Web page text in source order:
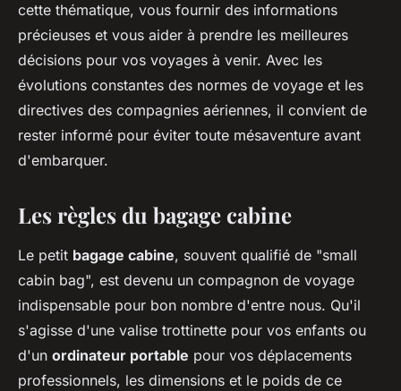
cette thématique, vous fournir des informations
précieuses et vous aider à prendre les meilleures
décisions pour vos voyages à venir. Avec les
évolutions constantes des normes de voyage et les
directives des compagnies aériennes, il convient de
rester informé pour éviter toute mésaventure avant
d'embarquer.
Les règles du bagage cabine
Le petit bagage cabine, souvent qualifié de "small
cabin bag", est devenu un compagnon de voyage
indispensable pour bon nombre d'entre nous. Qu'il
s'agisse d'une valise trottinette pour vos enfants ou
d'un ordinateur portable pour vos déplacements
professionnels, les dimensions et le poids de ce